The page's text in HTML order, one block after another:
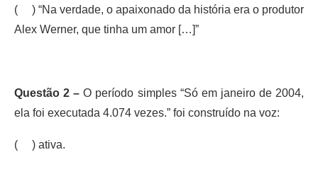
( ) “Na verdade, o apaixonado da história era o produtor
Alex Werner, que tinha um amor […]”
Questão 2 –O período simples “Só em janeiro de 2004,
ela foi executada 4.074 vezes.” foi construído na voz:
( ) ativa.